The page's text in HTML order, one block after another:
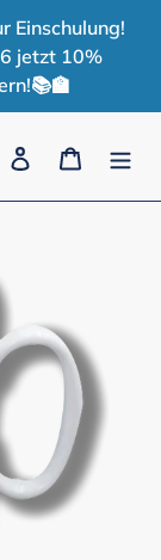
Einschulung!
jetzt 10%
Einloggen